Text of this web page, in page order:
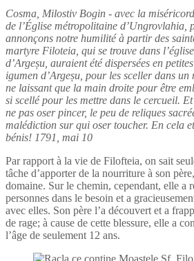
Cosma, Milostiv Bogin - avec la
de l’Église métropolitaine d’Ungrovlahia,
annonçons notre humilité à partir des
martyre Filoteia, qui se trouve dans
d’Argeșu, auraient été dispersées en
igumen d’Argeșu, pour les sceller dans un
ne laissant que la main droite pour être
si scellé pour les mettre dans le cercueil.
ne pas oser pincer, le peu de reliques
malédiction sur qui oser toucher. En cela
bénis! 1791, mai 10
Par rapport à la vie de Filofteia, on sait
tâche d’apporter de la nourriture à son
domaine. Sur le chemin, cependant, elle a
personnes dans le besoin et a
avec elles. Son père l’a découvert et a
de rage; à cause de cette blessure, elle a
l’âge de seulement 12 ans.